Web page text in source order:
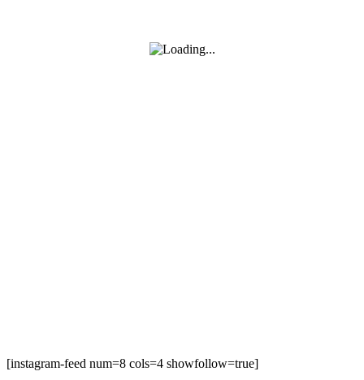
[instagram-feed num=8 cols=4 showfollow=true]